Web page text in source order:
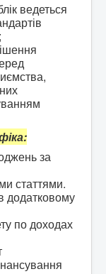
ведеться
за
статтями.
додатковому
по доходах